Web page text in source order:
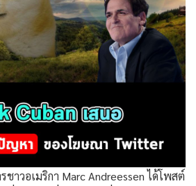
ชาวอเมริกา Marc Andreessen ได้โพสต์